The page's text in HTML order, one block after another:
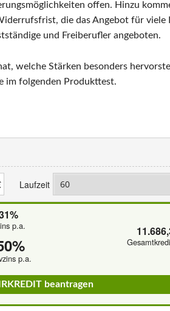
offen. Hinzu
die das Angebot für viele
und Freiberufler angeboten.
welche Stärken besonders
im folgenden Produkttest.
Laufzeit
p.a.
p.a.
beantragen